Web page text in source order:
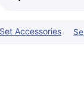
Set Accessories